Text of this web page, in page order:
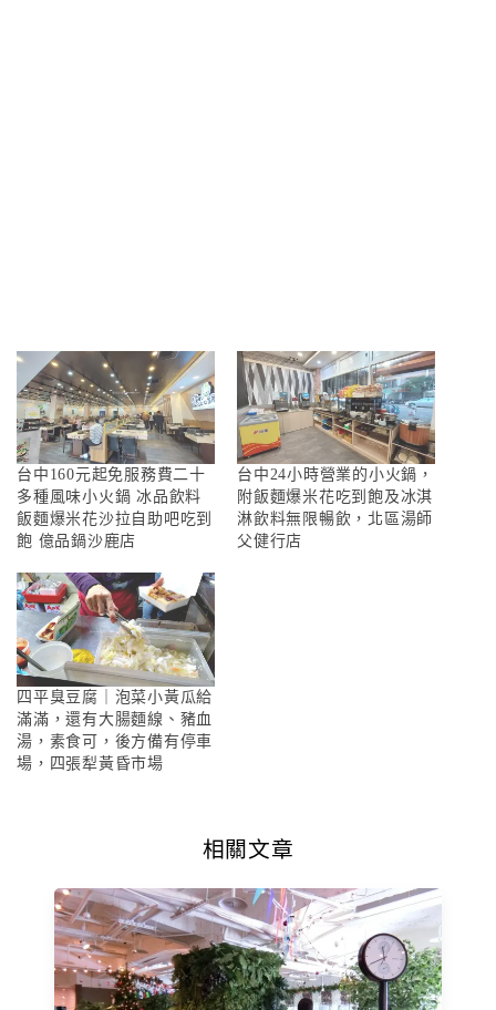
台中160元起免服務費二十
多種風味小火鍋 冰品飲料
飯麵爆米花沙拉自助吧吃到
飽 億品鍋沙鹿店
台中24小時營業的小火鍋，
附飯麵爆米花吃到飽及冰淇
淋飲料無限暢飲，北區湯師
父健行店
四平臭豆腐｜泡菜小黃瓜給
滿滿，還有大腸麵線、豬血
湯，素食可，後方備有停車
場，四張犁黃昏市場
相關文章